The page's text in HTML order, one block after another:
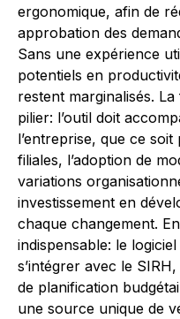
ergonomique, afin de
approbation des
Sans une expérience
potentiels en
restent marginalisés.
pilier: l’outil doit
l’entreprise, que ce
filiales, l’adoption de
variations
investissement en
chaque changement.
indispensable: le
s’intégrer avec le
de planification
une source unique de